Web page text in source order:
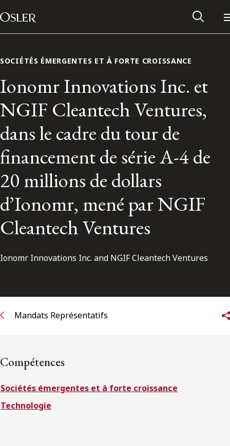
Passer au contenu
Main Navigation
Contactez-nous
ENGLISH
S’abonner
SOCIÉTÉS ÉMERGENTES ET À FORTE CROISSANCE
Ionomr Innovations Inc. et
NGIF Cleantech Ventures,
dans le cadre du tour de
financement de série A-4 de
20 millions de dollars
d’Ionomr, mené par NGIF
Cleantech Ventures
Ionomr Innovations Inc. and NGIF Cleantech Ventures
Mandats Représentatifs
Compétences
Sociétés émergentes et à forte croissance
Technologie